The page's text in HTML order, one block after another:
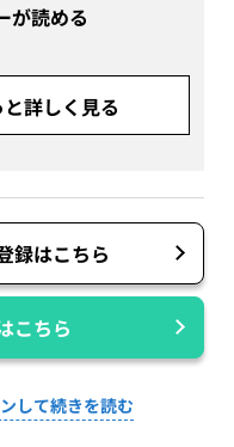
が読める
詳しく見る
録はこちら
こちら
して続きを読む